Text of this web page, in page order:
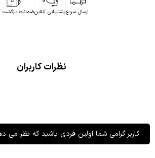
ارسال سریعپشتیبانی آنلاینضمانت بازگشت
نظرات کاربران
کاربر گرامی شما اولین فردی باشید که نظر می